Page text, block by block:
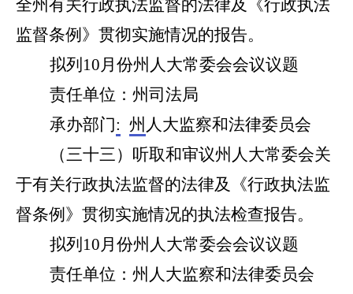
全州有关行政执法监督的法律及
《行政执法
监督条例》 贯彻实施情况的报告。
拟列 10月份州人大常委会会议议题
责任单位：州司法局
承办部门: 州 人大监察和法律委员会
（三十三）听取和审议州人大常委会关
于有关行政执法监督的法律及
《行政执法监
督条例》 贯彻实施情况的执法检查报告。
拟列 10月份州人大常委会会议议题
责任单位：州人大监察和法律委员会